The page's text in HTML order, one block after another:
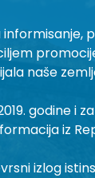
naše
godine i
iz
izlog